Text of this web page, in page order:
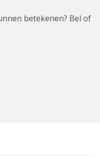
betekenen? Bel of